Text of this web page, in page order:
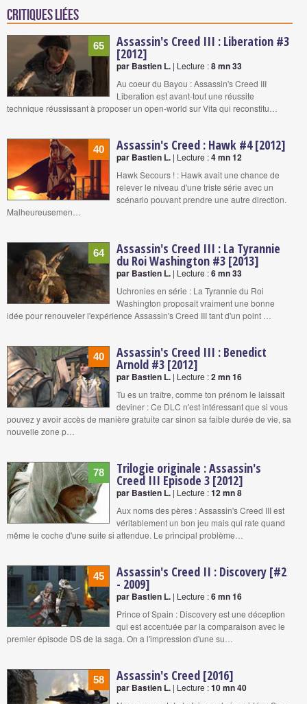
Critiques liées
65 Assassin's Creed III : Liberation #3
[2012]
par Bastien L. | Lecture :8 mn 33
Au coeur du Bayou : Assassin's Creed III
Liberation est avant-tout une réussite
technique réussissant à proposer un open-world sur Vita qui reconstitu…
40 Assassin's Creed : Hawk #4 [2012]
par Bastien L. | Lecture :4 mn 12
Hawk Secours ! : Hawk avait une chance de
relever le niveau d'une triste série avec un
scénario pouvant prendre une autre direction.
Malheureusemen…
64 Assassin's Creed III : La Tyrannie
du Roi Washington #3 [2013]
par Bastien L. | Lecture :6 mn 33
Uchronies en série : La Tyrannie du Roi
Washington proposait vraiment une bonne
idée pour renouveler l'expérience Assassin's Creed III tant d'un point …
40 Assassin's Creed III : Benedict
Arnold #3 [2012]
par Bastien L. | Lecture :2 mn 16
Tu es un traître, comme ton prénom le laissait
deviner : Ce DLC n'est intéressant que si vous
pouvez y avoir accès de manière gratuite car sinon sa faible durée de vie, sa
nouvelle zone p…
78 Trilogie originale : Assassin's
Creed III Episode 3 [2012]
par Bastien L. | Lecture :12 mn 8
Aux noms des pères : Assassin's Creed III est
véritablement un bon jeu mais qui rate quand
même le coche d'une suite si attendue. Le principal problème…
45 Assassin's Creed II : Discovery [#2
- 2009]
par Bastien L. | Lecture :6 mn 16
Prince of Spain : Discovery est une déception
qui est accentuée par la comparaison avec le
premier épisode DS de la saga. On a l'impression d'une su…
58 Assassin's Creed [2016]
par Bastien L. | Lecture :10 mn 40